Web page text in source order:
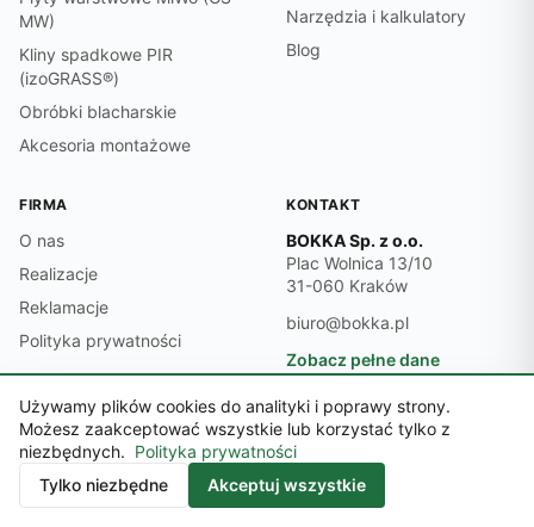
MW)
Kliny spadkowe PIR
(izoGRASS®)
Obróbki blacharskie
Akcesoria montażowe
Narzędzia i kalkulatory
Blog
FIRMA
O nas
Realizacje
Reklamacje
Polityka prywatności
KONTAKT
BOKKA Sp. z o.o.
Plac Wolnica 13/10
31-060 Kraków
biuro@bokka.pl
Zobacz pełne dane
ZNAJDŹ NAS
Używamy plików cookies do analityki i poprawy strony.
Możesz zaakceptować wszystkie lub korzystać tylko z
niezbędnych. Polityka prywatności
Tylko niezbędne
Akceptuj wszystkie